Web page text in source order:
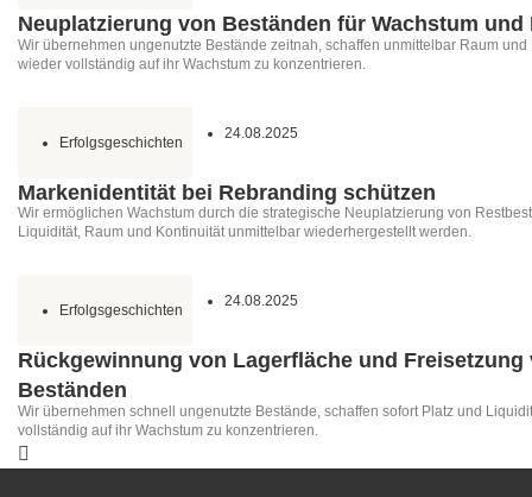
Neuplatzierung von Beständen für Wachstum und
Wir übernehmen ungenutzte Bestände zeitnah, schaffen unmittelbar Raum
wieder vollständig auf ihr Wachstum zu konzentrieren.
Erfolgsgeschichten
24.08.2025
Markenidentität bei Rebranding schützen
Wir ermöglichen Wachstum durch die strategische Neuplatzierung von
Liquidität, Raum und Kontinuität unmittelbar wiederhergestellt werden.
Erfolgsgeschichten
24.08.2025
Rückgewinnung von Lagerfläche und
Beständen
Wir übernehmen schnell ungenutzte Bestände, schaffen sofort Platz und
vollständig auf ihr Wachstum zu konzentrieren.